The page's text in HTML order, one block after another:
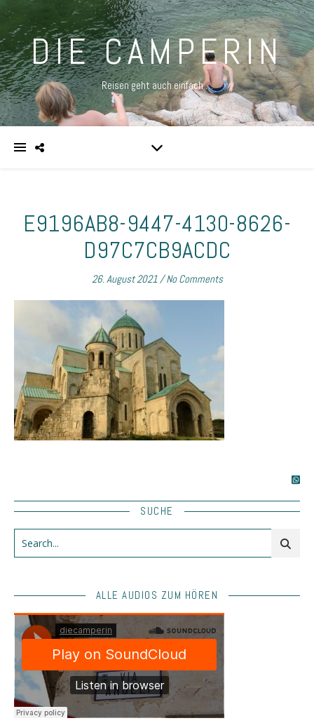
DIE CAMPERIN
Reisen geht auch einfach …
E9196AB8-9447-4130-8626-
D97C7CB9ACDC
26. August 2021/ No Comments
SUCHE
ALLE AUDIOS ZUM HÖREN